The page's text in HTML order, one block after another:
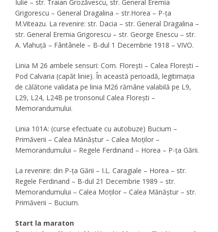
Iulie – str. Traian Grozăvescu, str. General Eremia
Grigorescu – General Dragalina – str.Horea – P-ța
M.Viteazu. La revenire: str. Dacia – str. General Dragalina –
str. General Eremia Grigorescu – str. George Enescu – str.
A. Vlahuță – Fântânele – B-dul 1 Decembrie 1918 – VIVO.
Linia M 26 ambele sensuri: Com. Florești – Calea Florești –
Pod Calvaria (capăt linie). În această perioadă, legitimația
de călătorie validata pe linia M26 rămâne valabilă pe L9,
L29, L24, L24B pe tronsonul Calea Florești –
Memorandumului.
Linia 101A: (curse efectuate cu autobuze) Bucium –
Primăverii – Calea Mănăștur – Calea Moților –
Memorandumului – Regele Ferdinand – Horea – P-ța Gării.
La revenire: din P-ța Gării – I.L. Caragiale – Horea – str.
Regele Ferdinand – B-dul 21 Decembrie 1989 – str.
Memorandumului – Calea Moților – Calea Mănăștur – str.
Primăverii – Bucium.
Start la maraton